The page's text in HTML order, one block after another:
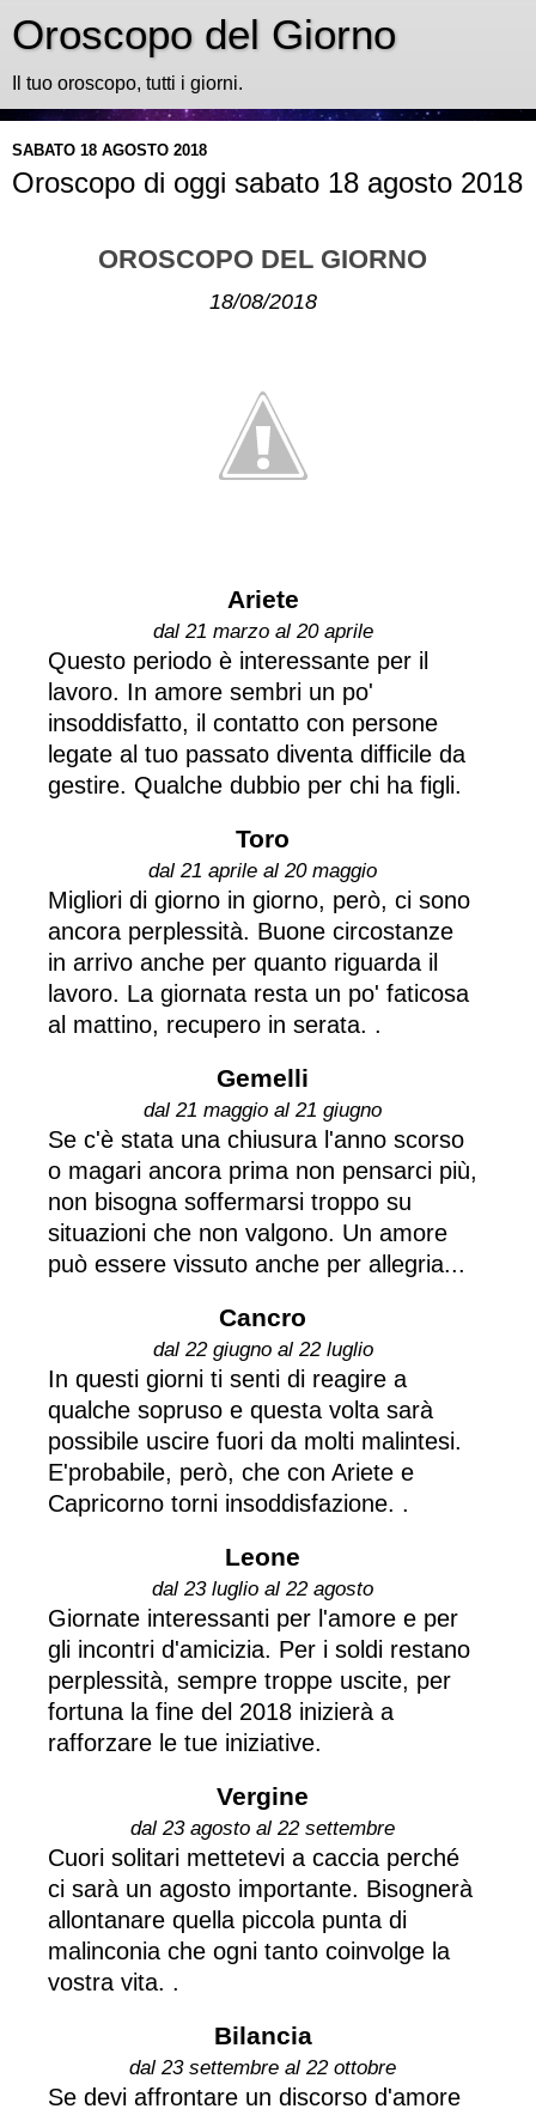
Oroscopo del Giorno
Il tuo oroscopo, tutti i giorni.
SABATO 18 AGOSTO 2018
Oroscopo di oggi sabato 18 agosto 2018
OROSCOPO DEL GIORNO
18/08/2018
Ariete
dal 21 marzo al 20 aprile
Questo periodo è interessante per il
lavoro. In amore sembri un po'
insoddisfatto, il contatto con persone
legate al tuo passato diventa difficile da
gestire. Qualche dubbio per chi ha figli.
Toro
dal 21 aprile al 20 maggio
Migliori di giorno in giorno, però, ci sono
ancora perplessità. Buone circostanze
in arrivo anche per quanto riguarda il
lavoro. La giornata resta un po' faticosa
al mattino, recupero in serata. .
Gemelli
dal 21 maggio al 21 giugno
Se c'è stata una chiusura l'anno scorso
o magari ancora prima non pensarci più,
non bisogna soffermarsi troppo su
situazioni che non valgono. Un amore
può essere vissuto anche per allegria...
Cancro
dal 22 giugno al 22 luglio
In questi giorni ti senti di reagire a
qualche sopruso e questa volta sarà
possibile uscire fuori da molti malintesi.
E'probabile, però, che con Ariete e
Capricorno torni insoddisfazione. .
Leone
dal 23 luglio al 22 agosto
Giornate interessanti per l'amore e per
gli incontri d'amicizia. Per i soldi restano
perplessità, sempre troppe uscite, per
fortuna la fine del 2018 inizierà a
rafforzare le tue iniziative.
Vergine
dal 23 agosto al 22 settembre
Cuori solitari mettetevi a caccia perché
ci sarà un agosto importante. Bisognerà
allontanare quella piccola punta di
malinconia che ogni tanto coinvolge la
vostra vita. .
Bilancia
dal 23 settembre al 22 ottobre
Se devi affrontare un discorso d'amore